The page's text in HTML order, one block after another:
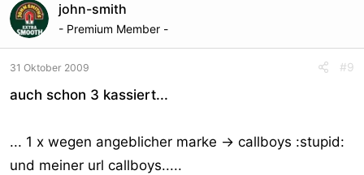
john-smith
- Premium Member -
31 Oktober 2009 #9
auch schon 3 kassiert...
... 1 x wegen angeblicher marke -> callboys :stupid:
und meiner url callboys.....